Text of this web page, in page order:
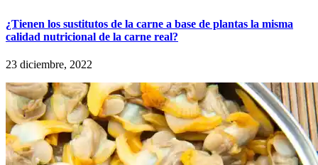
¿Tienen los sustitutos de la carne a base de plantas la misma
calidad nutricional de la carne real?
23 diciembre, 2022